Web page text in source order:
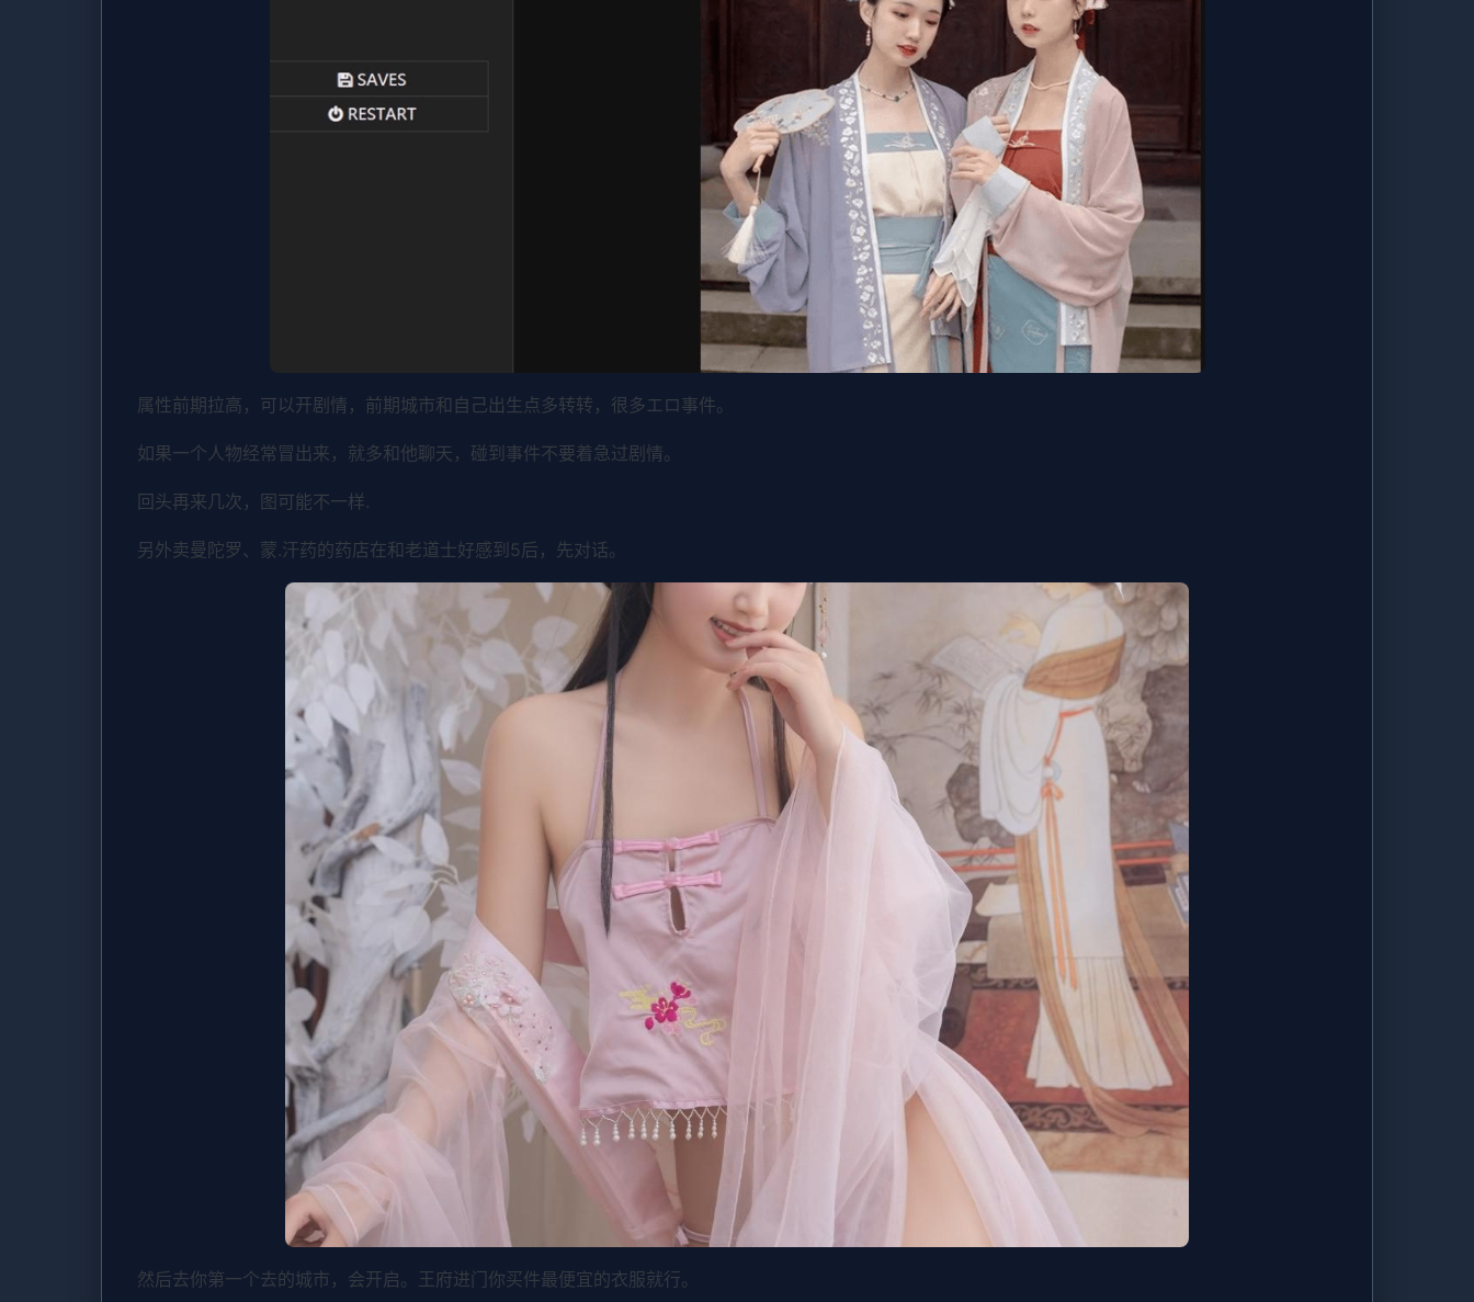
属性前期拉高，可以开剧情，前期城市和自己出生点多转转，很多エロ事件。
如果一个人物经常冒出来，就多和他聊天，碰到事件不要着急过剧情。
回头再来几次，图可能不一样.
另外卖曼陀罗、蒙.汗药的药店在和老道士好感到5后，先对话。
然后去你第一个去的城市，会开启。王府进门你买件最便宜的衣服就行。